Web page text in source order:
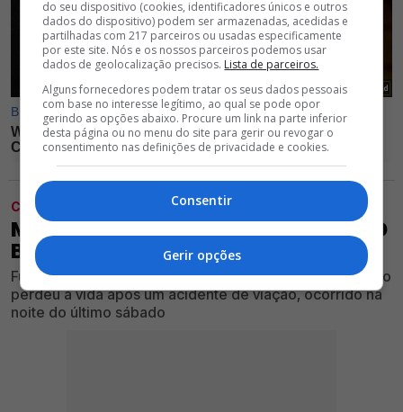
CLUBE
MORREU MANÚ, ANTIGO EXTREMO DO
BENFICA
Futebolista que representou o Clube Vermelho e Branco
perdeu a vida após um acidente de viação, ocorrido na
noite do último sábado
do seu dispositivo (cookies, identificadores únicos e outros
dados do dispositivo) podem ser armazenadas, acedidas e
partilhadas com 217 parceiros ou usadas especificamente
por este site. Nós e os nossos parceiros podemos usar
dados de geolocalização precisos. Lista de parceiros.
Alguns fornecedores podem tratar os seus dados pessoais
com base no interesse legítimo, ao qual se pode opor
gerindo as opções abaixo. Procure um link na parte inferior
desta página ou no menu do site para gerir ou revogar o
consentimento nas definições de privacidade e cookies.
Consentir
Gerir opções